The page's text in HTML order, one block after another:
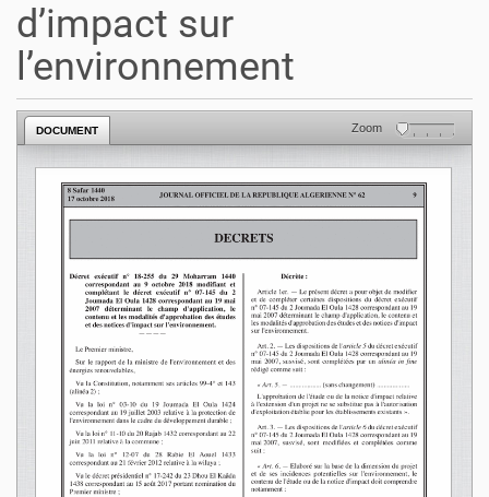
d’impact sur
l’environnement
DOCUMENT Zoom